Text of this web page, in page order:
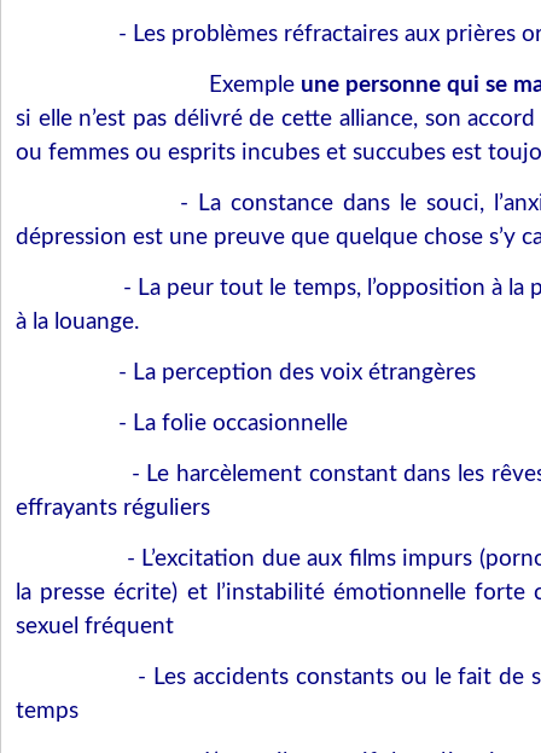
- Les problèmes réfractaires aux prières
Exemple une personne qui se
si elle n’est pas délivré de cette alliance, son
ou femmes ou esprits incubes et succubes est
- La constance dans le souci,
dépression est une preuve que quelque chose s’y
- La peur tout le temps, l’opposition à la
à la louange.
- La perception des voix étrangères
- La folie occasionnelle
- Le harcèlement constant dans les
effrayants réguliers
- L’excitation due aux films impurs
la presse écrite) et l’instabilité émotionnelle forte
sexuel fréquent
- Les accidents constants ou le fait de
temps